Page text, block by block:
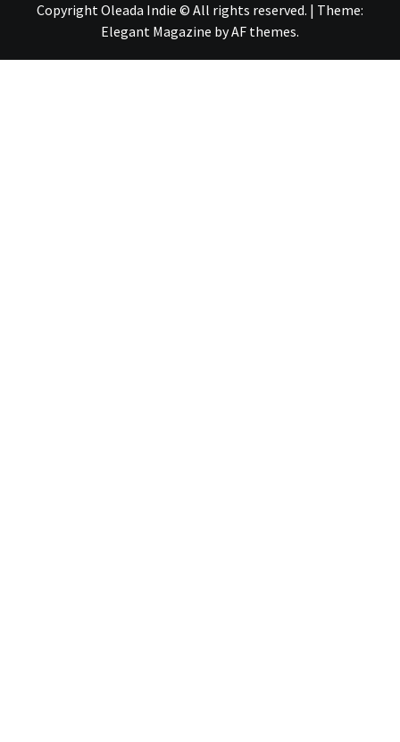
Copyright Oleada Indie © All rights reserved. | Theme:
Elegant Magazine byAF themes.